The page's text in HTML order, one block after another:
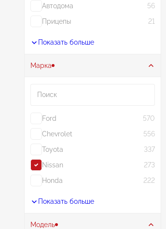
Автодома
56
Прицепы
21
Показать больше
Марка
Ford
570
Chevrolet
556
Toyota
337
Nissan
273
Honda
222
Показать больше
Модель